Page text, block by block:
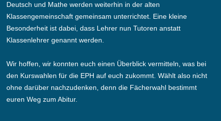
Deutsch und Mathe werden weiterhin in der alten
Klassengemeinschaft gemeinsam unterrichtet. Eine kleine
Besonderheit ist dabei, dass Lehrer nun Tutoren anstatt
Klassenlehrer genannt werden.
Wir hoffen, wir konnten euch einen Überblick vermitteln, was bei
den Kurswahlen für die EPH auf euch zukommt. Wählt also nicht
ohne darüber nachzudenken, denn die Fächerwahl bestimmt
euren Weg zum Abitur.